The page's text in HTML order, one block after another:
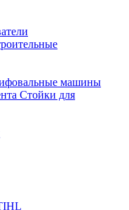
машины
Стойки для